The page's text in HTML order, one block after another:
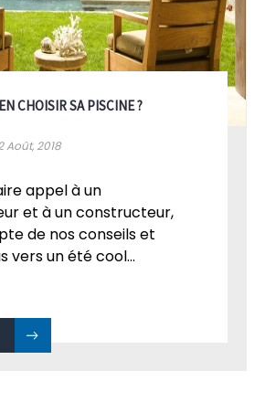
CHOISIR SA PISCINE ?
Août, 2018
appel à un
et à un constructeur,
de nos conseils et
vers un été cool...